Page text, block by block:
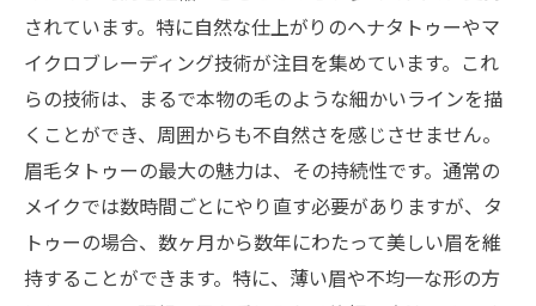
されています。特に自然な仕上がりのヘナタトゥーやマ
イクロブレーディング技術が注目を集めています。これ
らの技術は、まるで本物の毛のような細かいラインを描
くことができ、周囲からも不自然さを感じさせません。
眉毛タトゥーの最大の魅力は、その持続性です。通常の
メイクでは数時間ごとにやり直す必要がありますが、タ
トゥーの場合、数ヶ月から数年にわたって美しい眉を維
持することができます。特に、薄い眉や不均一な形の方